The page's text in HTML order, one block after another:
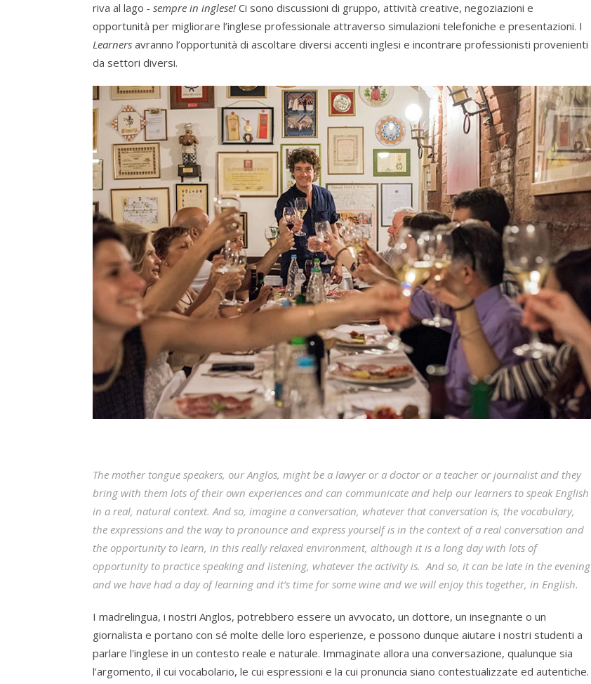
riva al lago - sempre in inglese! Ci sono discussioni di gruppo, attività creative, negoziazioni e
opportunità per migliorare l’inglese professionale attraverso simulazioni telefoniche e presentazioni. I
Learners avranno l’opportunità di ascoltare diversi accenti inglesi e incontrare professionisti provenienti
da settori diversi.
The mother tongue speakers, our Anglos, might be a lawyer or a doctor or a teacher or journalist and they
bring with them lots of their own experiences and can communicate and help our learners to speak English
in a real, natural context. And so, imagine a conversation, whatever that conversation is, the vocabulary,
the expressions and the way to pronounce and express yourself is in the context of a real conversation and
the opportunity to learn, in this really relaxed environment, although it is a long day with lots of
opportunity to practice speaking and listening, whatever the activity is. And so, it can be late in the evening
and we have had a day of learning and it’s time for some wine and we will enjoy this together, in English.
I madrelingua, i nostri Anglos, potrebbero essere un avvocato, un dottore, un insegnante o un
giornalista e portano con sé molte delle loro esperienze, e possono dunque aiutare i nostri studenti a
parlare l'inglese in un contesto reale e naturale. Immaginate allora una conversazione, qualunque sia
l’argomento, il cui vocabolario, le cui espressioni e la cui pronuncia siano contestualizzate ed autentiche.